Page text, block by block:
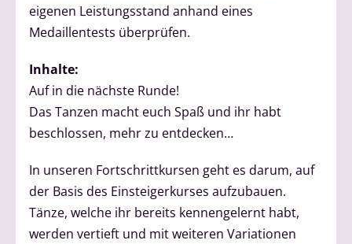
eigenen Leistungsstand anhand eines
Medaillentests überprüfen.
Inhalte:
Auf in die nächste Runde!
Das Tanzen macht euch Spaß und ihr habt
beschlossen, mehr zu entdecken…
In unseren Fortschrittkursen geht es darum, auf
der Basis des Einsteigerkurses aufzubauen.
Tänze, welche ihr bereits kennengelernt habt,
werden vertieft und mit weiteren Variationen